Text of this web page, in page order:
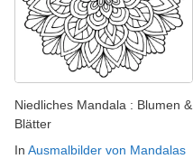
Niedliches Mandala : Blumen &
Blätter
In Ausmalbilder von Mandalas